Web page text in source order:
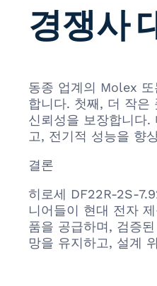
경쟁사
동종 업계의 Molex
합니다. 첫째, 더 작은
신뢰성을 보장합니다
고, 전기적 성능을 향
결론
히로세 DF22R-2S-
니어들이 현대 전자
품을 공급하며, 검증
망을 유지하고, 설계